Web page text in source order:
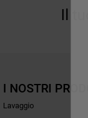
Il
I NOSTRI
Lavaggio